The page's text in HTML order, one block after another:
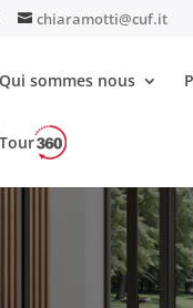
chiaramotti@cuf.it
Qui sommes nous
Tour
de direction